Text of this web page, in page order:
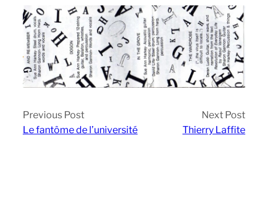
Previous Post
Le fantôme de l’université
Next Post
Thierry Laffite